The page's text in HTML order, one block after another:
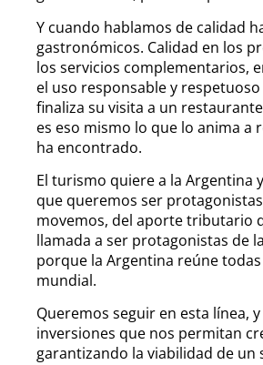
Y cuando hablamos de calidad
gastronómicos. Calidad en los
los servicios complementarios,
el uso responsable y
finaliza su visita a un
es eso mismo lo que lo anima a
ha encontrado.
El turismo quiere a la Argentina
que queremos ser
movemos, del aporte tributario
llamada a ser protagonistas de
porque la Argentina reúne
mundial.
Queremos seguir en esta línea,
inversiones que nos permitan
garantizando la viabilidad de